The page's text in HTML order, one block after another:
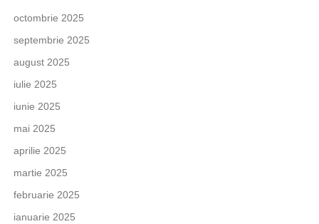
octombrie 2025
septembrie 2025
august 2025
iulie 2025
iunie 2025
mai 2025
aprilie 2025
martie 2025
februarie 2025
ianuarie 2025